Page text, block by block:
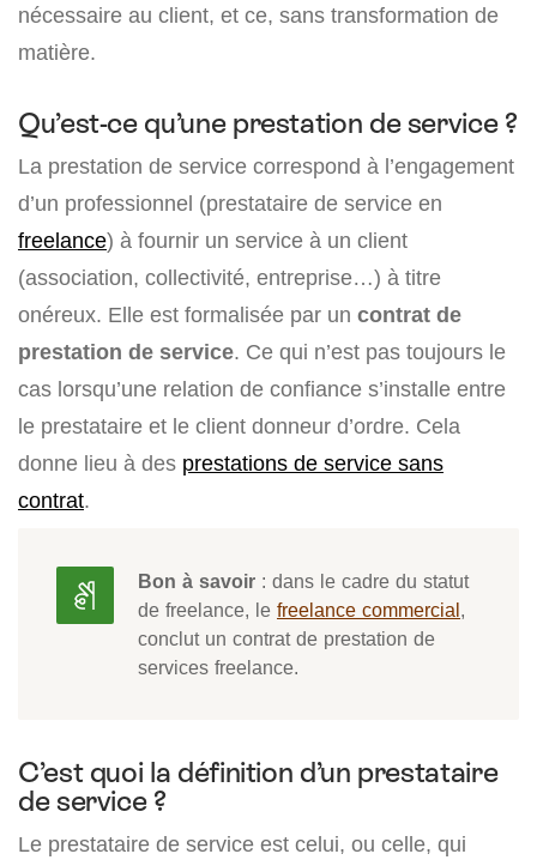
nécessaire au client, et ce, sans transformation de
matière.
Qu’est-ce qu’une prestation de service ?
La prestation de service correspond à l’engagement
d’un professionnel (prestataire de service en
freelance) à fournir un service à un client
(association, collectivité, entreprise…) à titre
onéreux. Elle est formalisée par un contrat de
prestation de service. Ce qui n’est pas toujours le
cas lorsqu’une relation de confiance s’installe entre
le prestataire et le client donneur d’ordre. Cela
donne lieu à des prestations de service sans
contrat.
Bon à savoir : dans le cadre du statut
de freelance, le freelance commercial,
conclut un contrat de prestation de
services freelance.
C’est quoi la définition d’un prestataire
de service ?
Le prestataire de service est celui, ou celle, qui